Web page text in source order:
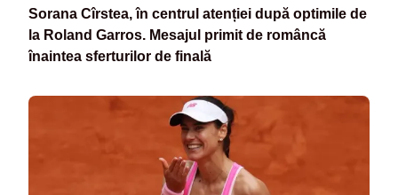
Sorana Cîrstea, în centrul atenției după optimile de
la Roland Garros. Mesajul primit de româncă
înaintea sferturilor de finală